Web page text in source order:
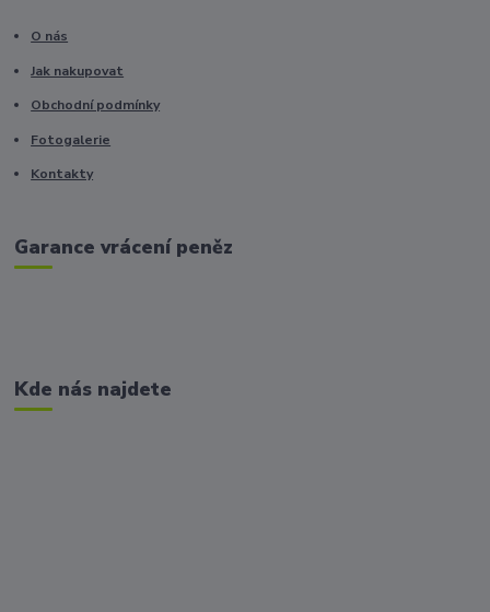
O nás
Jak nakupovat
Obchodní podmínky
Fotogalerie
Kontakty
Garance vrácení peněz
Kde nás najdete